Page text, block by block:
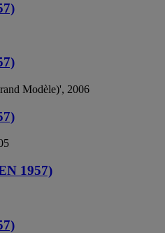
Modèle)', 2006
1957)